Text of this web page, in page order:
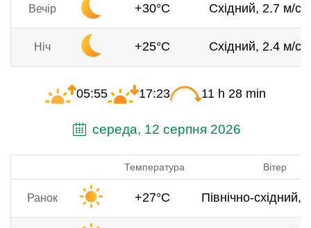
Вечір +30°C Східний, 2.7 м/с
Ніч +25°C Східний, 2.4 м/с
05:55 17:23 11 h 28 min
середа, 12 серпня 2026
Температура Вітер
Ранок +27°C Північно-східний,